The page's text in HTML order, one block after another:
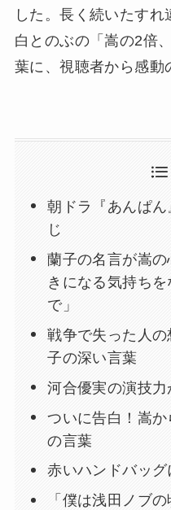
した。長く続いたす
白とのぶの「嵩の2倍
葉に、視聴者から感動
朝ドラ『あんぱ
じ
蘭子の名言が嵩
きになる気持ち
で」
戦争で失った人
子の深い言葉
河合優実の演技
ついに告白！嵩
の言葉
赤いハンドバッ
「僕は浅田ノブ